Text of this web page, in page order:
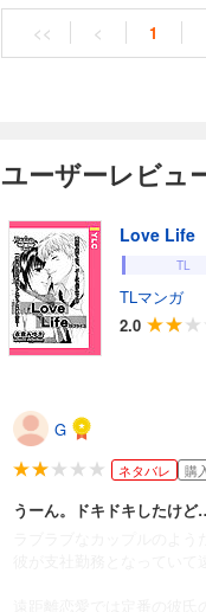
<< < 1
ユーザーレビュ
Love Life
TL
TLマンガ
2.0
G
ネタバレ 購
うーん。ドキドキしたけど